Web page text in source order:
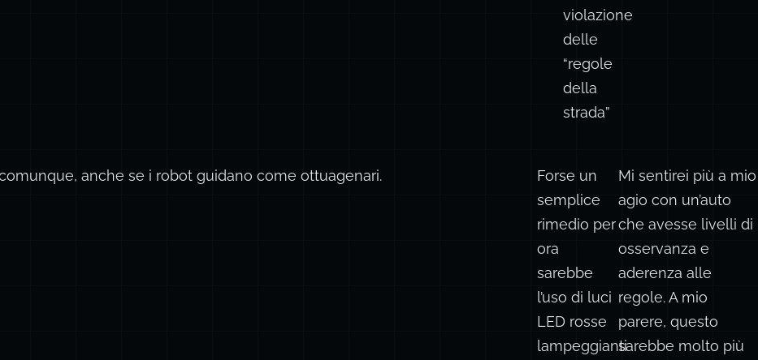
violazione
delle
“regole
della
strada”
anche se i robot guidano come ottuagenari.
Forse un
semplice
rimedio per
ora
sarebbe
l’uso di luci
LED rosse
lampeggianti
Mi sentirei più a mio
agio con un’auto
che avesse livelli di
osservanza e
aderenza alle
regole. A mio
parere, questo
sarebbe molto più